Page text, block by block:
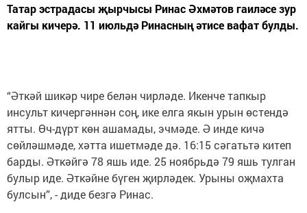
Татар эстрадасы җырчысы Ринас Әхмәтов гаиләсе зур
кайгы кичерә. 11 июльдә Ринасның әтисе вафат булды.
“Әткәй шикәр чире белән чирләде. Икенче тапкыр
инсульт кичергәннән соң, ике елга якын урын өстендә
ятты. Өч-дүрт көн ашамады, эчмәде. Ә инде кичә
сөйләшмәде, хәтта ишетмәде дә. 16:15 сәгатьтә китеп
барды. Әткәйгә 78 яшь иде. 25 ноябрьдә 79 яшь тулган
булыр иде. Әткәйне бүген җирләдек. Урыны оҗмахта
булсын”, - диде безгә Ринас.